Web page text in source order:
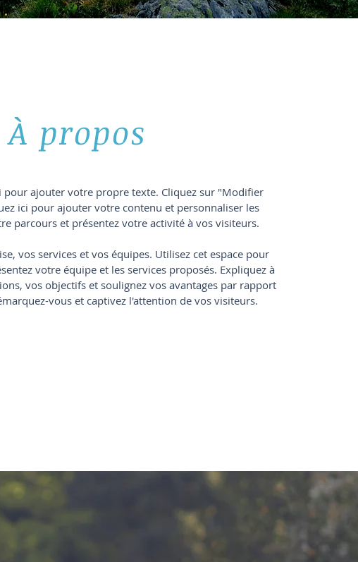
À propos
pour ajouter votre propre texte. Cliquez sur "Modifier
ici pour ajouter votre contenu et personnaliser les
parcours et présentez votre activité à vos visiteurs.
vos services et vos équipes. Utilisez cet espace pour
votre équipe et les services proposés. Expliquez à
vos objectifs et soulignez vos avantages par rapport
vous et captivez l'attention de vos visiteurs.